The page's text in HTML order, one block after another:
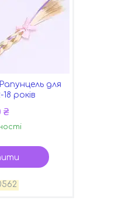
для
років
₴